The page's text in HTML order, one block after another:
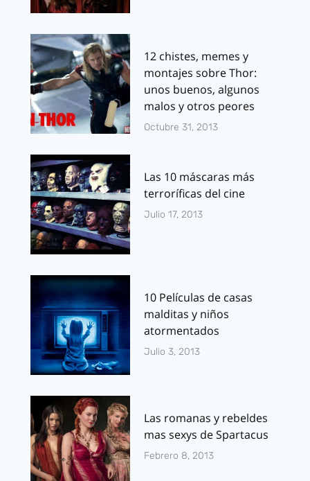
12 chistes, memes y
montajes sobre Thor:
unos buenos, algunos
malos y otros peores
Octubre 31, 2013
Las 10 máscaras más
terroríficas del cine
Julio 17, 2013
10 Películas de casas
malditas y niños
atormentados
Julio 3, 2013
Las romanas y rebeldes
mas sexys de Spartacus
Febrero 8, 2013